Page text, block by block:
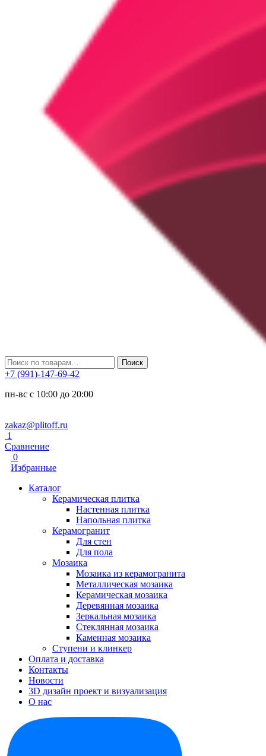
Искать: Поиск
+7 (991)-147-69-42
пн-вс с 10:00 до 20:00
zakaz@plitoff.ru
1
Сравнение
0
Избранные
Каталог
Керамическая плитка
Настенная плитка
Напольная плитка
Керамогранит
Для стен
Для пола
Мозаика
Мозаика из керамогранита
Металлическая мозаика
Керамическая мозаика
Деревянная мозаика
Зеркальная мозаика
Стеклянная мозаика
Каменная мозаика
Ступени и клинкер
Оплата и доставка
Контакты
Новости
3D дизайн проект и визуализация
О нас